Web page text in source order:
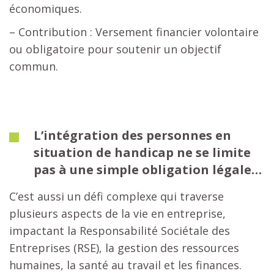
économiques.
– Contribution : Versement financier volontaire
ou obligatoire pour soutenir un objectif
commun.
L’intégration des personnes en
situation de handicap ne se limite
pas à une simple obligation légale…
C’est aussi un défi complexe qui traverse
plusieurs aspects de la vie en entreprise,
impactant la Responsabilité Sociétale des
Entreprises (RSE), la gestion des ressources
humaines, la santé au travail et les finances.